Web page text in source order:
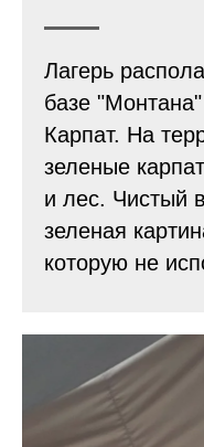
Лагерь
базе
Карпат. На
зеленые
и лес. Чистый
зеленая
которую не